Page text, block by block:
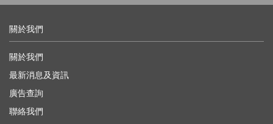
關於我們
關於我們
最新消息及資訊
廣告查詢
聯絡我們